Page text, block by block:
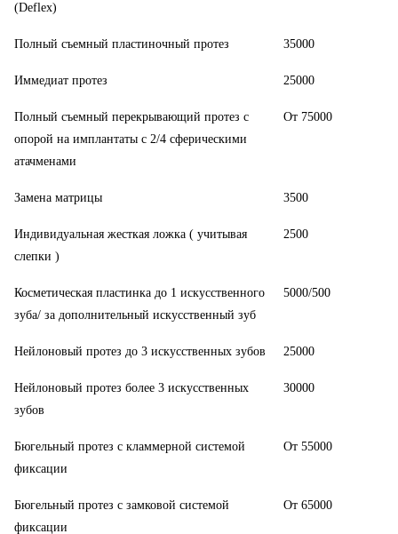
(Deflex)
Полный съемный пластиночный протез 35000
Иммедиат протез 25000
Полный съемный перекрывающий протез с
опорой на имплантаты c 2/4 сферическими
атачменами
От 75000
Замена матрицы 3500
Индивидуальная жесткая ложка ( учитывая
слепки )
2500
Косметическая пластинка до 1 искусственного
зуба/ за дополнительный искусственный зуб
5000/500
Нейлоновый протез до 3 искусственных зубов 25000
Нейлоновый протез более 3 искусственных
зубов
30000
Бюгельный протез с кламмерной системой
фиксации
От 55000
Бюгельный протез с замковой системой
фиксации
От 65000